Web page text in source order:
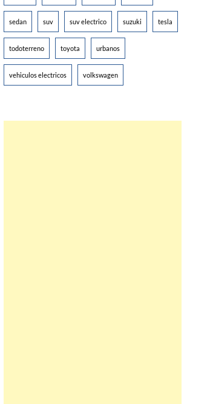
sedan suv suv electrico suzuki tesla
todoterreno toyota urbanos
vehiculos electricos volkswagen